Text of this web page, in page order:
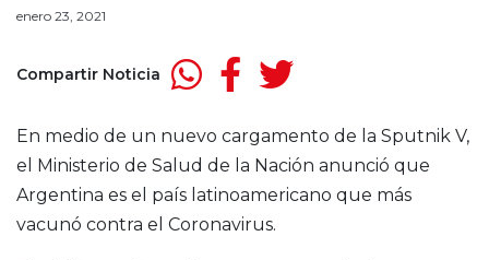
enero 23, 2021
Compartir Noticia
En medio de un nuevo cargamento de la Sputnik V,
el Ministerio de Salud de la Nación anunció que
Argentina es el país latinoamericano que más
vacunó contra el Coronavirus.